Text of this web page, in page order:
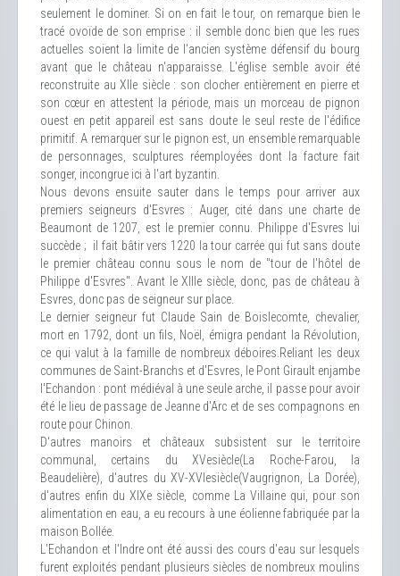
seulement le dominer. Si on en fait le tour, on remarque bien le
tracé ovoïde de son emprise : il semble donc bien que les rues
actuelles soient la limite de l'ancien système défensif du bourg
avant que le château n'apparaisse. L'église semble avoir été
reconstruite au XIIe siècle : son clocher entièrement en pierre et
son cœur en attestent la période, mais un morceau de pignon
ouest en petit appareil est sans doute le seul reste de l'édifice
primitif. A remarquer sur le pignon est, un ensemble remarquable
de personnages, sculptures réemployées dont la facture fait
songer, incongrue ici à l'art byzantin.
Nous devons ensuite sauter dans le temps pour arriver aux
premiers seigneurs d'Esvres : Auger, cité dans une charte de
Beaumont de 1207, est le premier connu. Philippe d'Esvres lui
succède ; il fait bâtir vers 1220 la tour carrée qui fut sans doute
le premier château connu sous le nom de "tour de l'hôtel de
Philippe d'Esvres". Avant le XIIIe siècle, donc, pas de château à
Esvres, donc pas de seigneur sur place.
Le dernier seigneur fut Claude Sain de Boislecomte, chevalier,
mort en 1792, dont un fils, Noël, émigra pendant la Révolution,
ce qui valut à la famille de nombreux déboires.Reliant les deux
communes de Saint-Branchs et d'Esvres, le Pont Girault enjambe
l'Echandon : pont médiéval à une seule arche, il passe pour avoir
été le lieu de passage de Jeanne d'Arc et de ses compagnons en
route pour Chinon.
D'autres manoirs et châteaux subsistent sur le territoire
communal, certains du XVesiècle(La Roche-Farou, la
Beaudelière), d'autres du XV-XVIesiècle(Vaugrignon, La Dorée),
d'autres enfin du XIXe siècle, comme La Villaine qui, pour son
alimentation en eau, a eu recours à une éolienne fabriquée par la
maison Bollée.
L'Echandon et l'Indre ont été aussi des cours d'eau sur lesquels
furent exploités pendant plusieurs siècles de nombreux moulins